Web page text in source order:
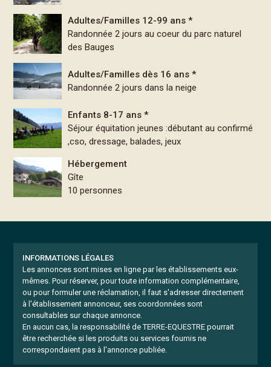
Adultes/Familles 12-99 ans *
Randonnée 2 jours au coeur du parc naturel
des Bauges
Adultes/Familles dès 16 ans *
Randonnée 2 jours dans la neige
Enfants 8-17 ans *
Séjour équitation jeunes :débutant au confirmé
,cso, dressage, balades, jeux
Hébergement
Gîte
10 personnes
INFORMATIONS LÉGALES
Les annonces sont mises en ligne par les établissements eux-
mêmes. Pour réserver, pour toute information complémentaire,
ou pour formuler une réclamation, il faut s'adresser directement
à l'établissement annonceur, ses coordonnées sont
consultables sur chaque annonce.
En aucun cas, la responsabilité de TERRE-EQUESTRE pourrait
être recherchée si les produits ou services fournis ne
correspondaient pas à l'annonce publiée.